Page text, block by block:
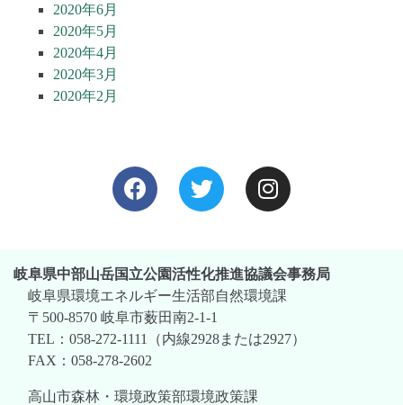
2020年6月
2020年5月
2020年4月
2020年3月
2020年2月
岐阜県中部山岳国立公園活性化推進協議会事務局
岐阜県環境エネルギー生活部自然環境課
〒500-8570 岐阜市薮田南2-1-1
TEL：058-272-1111（内線2928または2927）
FAX：058-278-2602
高山市森林・環境政策部環境政策課